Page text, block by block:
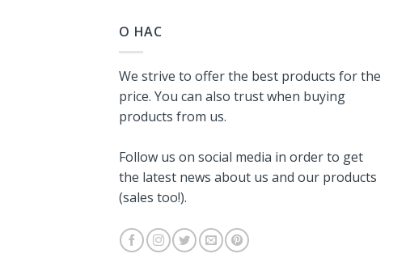
О НАС
We strive to offer the best products for the
price. You can also trust when buying
products from us.
Follow us on social media in order to get
the latest news about us and our products
(sales too!).